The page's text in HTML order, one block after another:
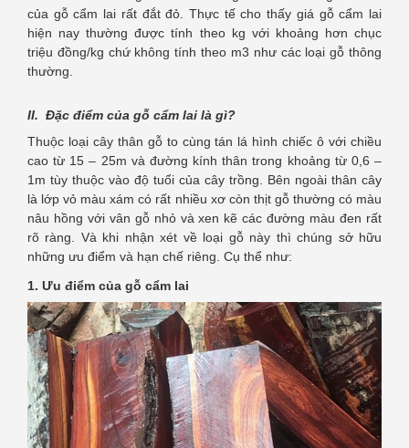
của gỗ cẩm lai rất đắt đỏ. Thực tế cho thấy giá gỗ cẩm lai
hiện nay thường được tính theo kg với khoảng hơn chục
triệu đồng/kg chứ không tính theo m3 như các loại gỗ thông
thường.
II. Đặc điểm của gỗ cẩm lai là gì?
Thuộc loại cây thân gỗ to cùng tán lá hình chiếc ô với chiều
cao từ 15 – 25m và đường kính thân trong khoảng từ 0,6 –
1m tùy thuộc vào độ tuổi của cây trồng. Bên ngoài thân cây
là lớp vỏ màu xám có rất nhiều xơ còn thịt gỗ thường có màu
nâu hồng với vân gỗ nhỏ và xen kẽ các đường màu đen rất
rõ ràng. Và khi nhận xét về loại gỗ này thì chúng sở hữu
những ưu điểm và hạn chế riêng. Cụ thể như:
1. Ưu điểm của gỗ cẩm lai